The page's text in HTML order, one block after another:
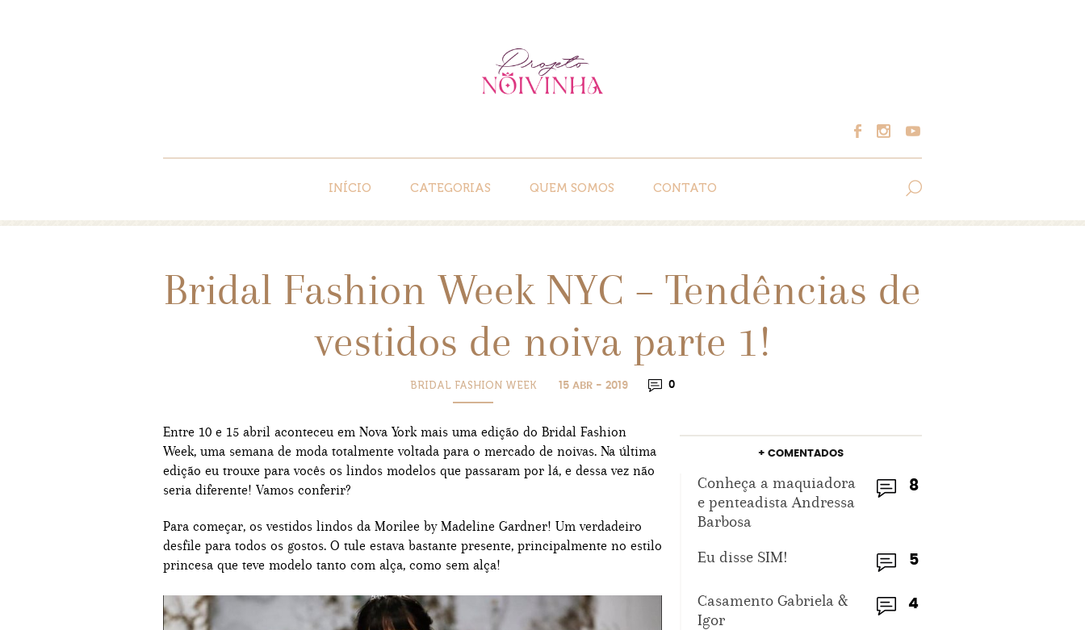
INÍCIO CATEGORIAS QUEM SOMOS CONTATO
Bridal Fashion Week NYC – Tendências de
vestidos de noiva parte 1!
BRIDAL FASHION WEEK 15 ABR - 2019 0
Entre 10 e 15 abril aconteceu em Nova York mais uma edição do Bridal Fashion
Week, uma semana de moda totalmente voltada para o mercado de noivas. Na última
edição eu trouxe para vocês os lindos modelos que passaram por lá, e dessa vez não
seria diferente! Vamos conferir?
Para começar, os vestidos lindos da Morilee by Madeline Gardner! Um verdadeiro
desfile para todos os gostos. O tule estava bastante presente, principalmente no estilo
princesa que teve modelo tanto com alça, como sem alça!
+ COMENTADOS
8
Conheça a maquiadora
e penteadista Andressa
Barbosa
5
Eu disse SIM!
4
Casamento Gabriela &
Igor